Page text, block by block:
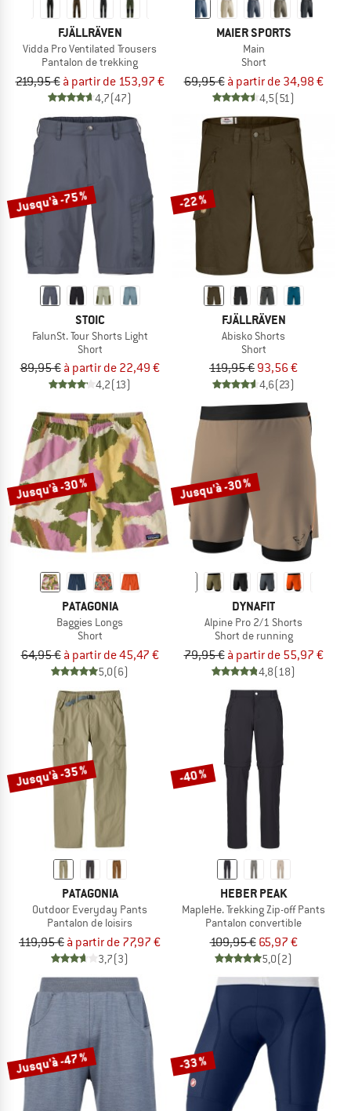
FJÄLLRÄVEN
Vidda Pro Ventilated Trousers
Pantalon de trekking
219,95 € à partir de 153,97 €
4,7(47)
MAIER SPORTS
Main
Short
69,95 € à partir de 34,98 €
4,5(51)
Jusqu'à -75 %
STOIC
FalunSt. Tour Shorts Light
Short
89,95 € à partir de 22,49 €
4,2(13)
-22 %
FJÄLLRÄVEN
Abisko Shorts
Short
119,95 € 93,56 €
4,6(23)
Jusqu'à -30 %
PATAGONIA
Baggies Longs
Short
64,95 € à partir de 45,47 €
5,0(6)
Jusqu'à -30 %
DYNAFIT
Alpine Pro 2/1 Shorts
Short de running
79,95 € à partir de 55,97 €
4,8(18)
Jusqu'à -35 %
PATAGONIA
Outdoor Everyday Pants
Pantalon de loisirs
119,95 € à partir de 77,97 €
3,7(3)
-40 %
HEBER PEAK
MapleHe. Trekking Zip-off Pants
Pantalon convertible
109,95 € 65,97 €
5,0(2)
Jusqu'à -47 % -33 %